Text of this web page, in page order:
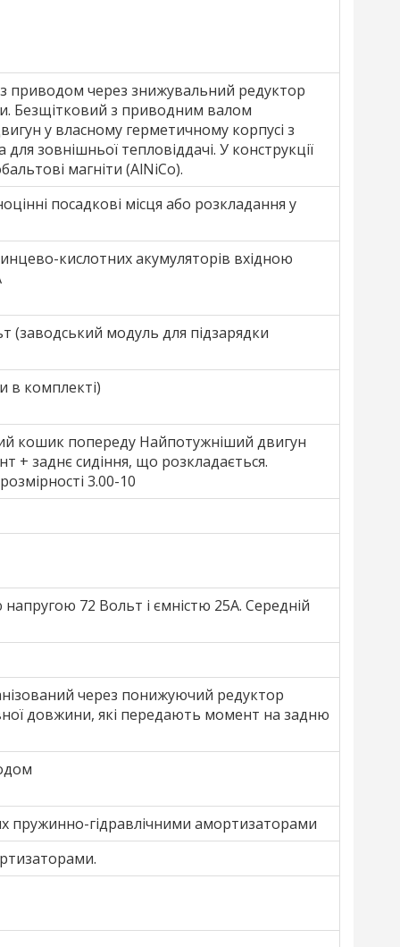
приводом через знижувальний редуктор
Безщітковий з приводним валом
у власному герметичному корпусі з
зовнішньої тепловіддачі. У конструкції
магніти (AlNiCo).
посадкові місця або розкладання у
кислотних акумуляторів вхідною
(заводський модуль для підзарядки
в комплекті)
кошик попереду Найпотужніший двигун
+ заднє сидіння, що розкладається.
3.00-10
72 Вольт і ємністю 25A. Середній
через понижуючий редуктор
довжини, які передають момент на задню
пружинно-гідравлічними амортизаторами